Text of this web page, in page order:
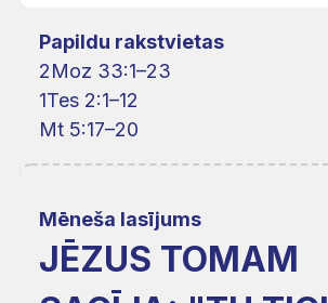
Papildu rakstvietas
2Moz 33:1–23
1Tes 2:1–12
Mt 5:17–20
Mēneša lasījums
JĒZUS TOMAM